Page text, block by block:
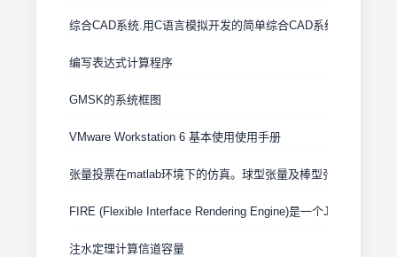
综合CAD系统.用C语言模拟开发的简单综合CAD系统
编写表达式计算程序
GMSK的系统框图
VMware Workstation 6 基本使用使用手册
张量投票在matlab环境下的仿真。球型张量及棒型张量的仿真
FIRE (Flexible Interface Rendering Engine)是一个J2ME上的灵
注水定理计算信道容量